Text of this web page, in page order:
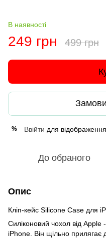
В наявності
249 грн 499 грн
% Ввійти для
До обраного
Опис
Кліп-кейс Silicone Case для
Силіконовий чохол від
iPhone. Він щільно прилягає